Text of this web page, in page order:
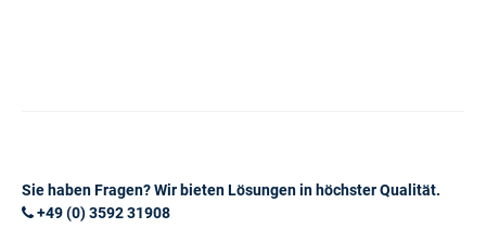
Sie haben Fragen? Wir bieten Lösungen in höchster Qualität.
+49 (0) 3592 31908